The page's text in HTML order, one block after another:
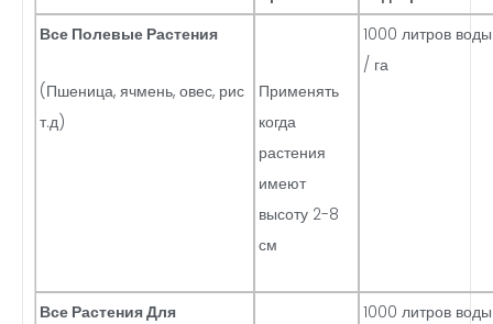
Все Полевые Растения
(Пшеница, ячмень, овес, рис
т.д)
Применять
когда
растения
имеют
высоту 2-8
см
1000 литров
/ га
Все Растения Для
1000 литров